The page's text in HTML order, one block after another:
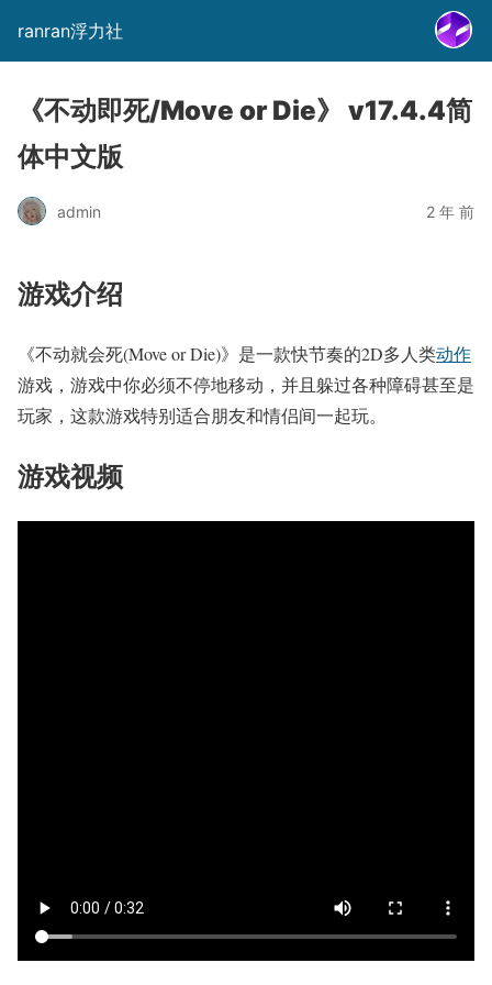
ranran浮力社
《不动即死/Move or Die》 v17.4.4简
体中文版
admin 2 年 前
游戏介绍
《不动就会死(Move or Die)》是一款快节奏的2D多人类动作
游戏，游戏中你必须不停地移动，并且躲过各种障碍甚至是
玩家，这款游戏特别适合朋友和情侣间一起玩。
游戏视频